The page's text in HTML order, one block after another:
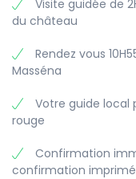
Lear, et tout le reste !).
dédiée aux
Sur la place Rossetti
Cathédrale Ste
Vous voulez le voir
Rejoignez-nous
GRATUITE de Nice.
Visite guidée de
du château
Rendez vous
Masséna
Votre guide local
rouge
Confirmation
confirmation